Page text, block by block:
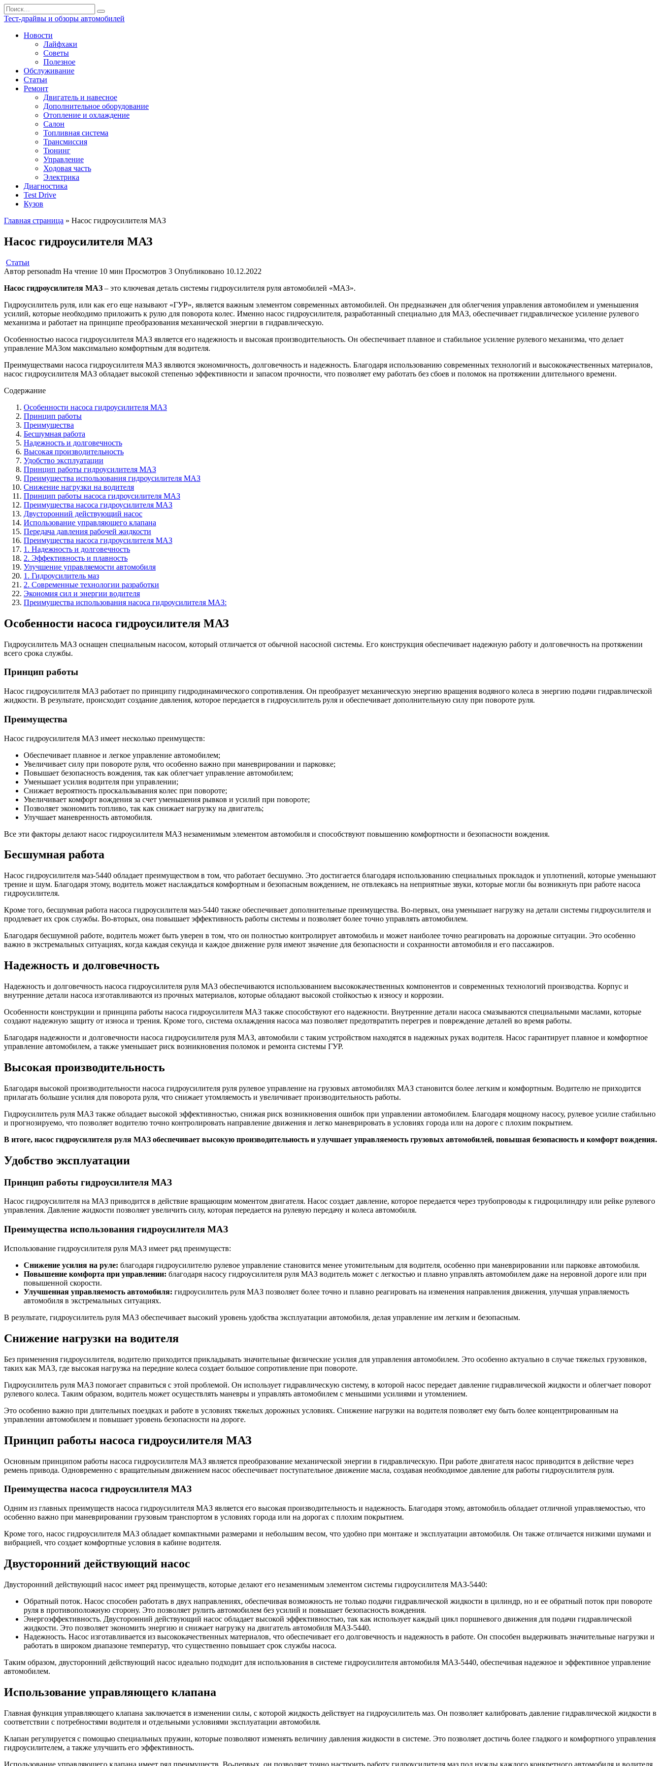
Перейти
к
содержанию
Search
for:
Тест-драйвы и обзоры автомобилей
Новости
Лайфхаки
Советы
Полезное
Обслуживание
Статьи
Ремонт
Двигатель и навесное
Дополнительное оборудование
Отопление и охлаждение
Салон
Топливная система
Трансмиссия
Тюнинг
Управление
Ходовая часть
Электрика
Диагностика
Test Drive
Кузов
Главная страница » Насос гидроусилителя МАЗ
Насос гидроусилителя МАЗ
Статьи
Автор personadm На чтение 10 мин Просмотров 3 Опубликовано 10.12.2022
Насос гидроусилителя МАЗ – это ключевая деталь системы гидроусилителя руля автомобилей «МАЗ».
Гидроусилитель руля, или как его еще называют «ГУР», является важным элементом современных автомобилей. Он предназначен для облегчения управления автомобилем и уменьшения
усилий, которые необходимо приложить к рулю для поворота колес. Именно насос гидроусилителя, разработанный специально для МАЗ, обеспечивает гидравлическое усиление рулевого
механизма и работает на принципе преобразования механической энергии в гидравлическую.
Особенностью насоса гидроусилителя МАЗ является его надежность и высокая производительность. Он обеспечивает плавное и стабильное усиление рулевого механизма, что делает
управление МАЗом максимально комфортным для водителя.
Преимуществами насоса гидроусилителя МАЗ являются экономичность, долговечность и надежность. Благодаря использованию современных технологий и высококачественных материалов,
насос гидроусилителя МАЗ обладает высокой степенью эффективности и запасом прочности, что позволяет ему работать без сбоев и поломок на протяжении длительного времени.
Содержание
Особенности насоса гидроусилителя МАЗ
Принцип работы
Преимущества
Бесшумная работа
Надежность и долговечность
Высокая производительность
Удобство эксплуатации
Принцип работы гидроусилителя МАЗ
Преимущества использования гидроусилителя МАЗ
Снижение нагрузки на водителя
Принцип работы насоса гидроусилителя МАЗ
Преимущества насоса гидроусилителя МАЗ
Двусторонний действующий насос
Использование управляющего клапана
Передача давления рабочей жидкости
Преимущества насоса гидроусилителя МАЗ
1. Надежность и долговечность
2. Эффективность и плавность
Улучшение управляемости автомобиля
1. Гидроусилитель маз
2. Современные технологии разработки
Экономия сил и энергии водителя
Преимущества использования насоса гидроусилителя МАЗ:
Особенности насоса гидроусилителя МАЗ
Гидроусилитель МАЗ оснащен специальным насосом, который отличается от обычной насосной системы. Его конструкция обеспечивает надежную работу и долговечность на протяжении
всего срока службы.
Принцип работы
Насос гидроусилителя МАЗ работает по принципу гидродинамического сопротивления. Он преобразует механическую энергию вращения водяного колеса в энергию подачи гидравлической
жидкости. В результате, происходит создание давления, которое передается в гидроусилитель руля и обеспечивает дополнительную силу при повороте руля.
Преимущества
Насос гидроусилителя МАЗ имеет несколько преимуществ:
Обеспечивает плавное и легкое управление автомобилем;
Увеличивает силу при повороте руля, что особенно важно при маневрировании и парковке;
Повышает безопасность вождения, так как облегчает управление автомобилем;
Уменьшает усилия водителя при управлении;
Снижает вероятность проскальзывания колес при повороте;
Увеличивает комфорт вождения за счет уменьшения рывков и усилий при повороте;
Позволяет экономить топливо, так как снижает нагрузку на двигатель;
Улучшает маневренность автомобиля.
Все эти факторы делают насос гидроусилителя МАЗ незаменимым элементом автомобиля и способствуют повышению комфортности и безопасности вождения.
Бесшумная работа
Насос гидроусилителя маз-5440 обладает преимуществом в том, что работает бесшумно. Это достигается благодаря использованию специальных прокладок и уплотнений, которые уменьшают
трение и шум. Благодаря этому, водитель может наслаждаться комфортным и безопасным вождением, не отвлекаясь на неприятные звуки, которые могли бы возникнуть при работе насоса
гидроусилителя.
Кроме того, бесшумная работа насоса гидроусилителя маз-5440 также обеспечивает дополнительные преимущества. Во-первых, она уменьшает нагрузку на детали системы гидроусилителя и
продлевает их срок службы. Во-вторых, она повышает эффективность работы системы и позволяет более точно управлять автомобилем.
Благодаря бесшумной работе, водитель может быть уверен в том, что он полностью контролирует автомобиль и может наиболее точно реагировать на дорожные ситуации. Это особенно
важно в экстремальных ситуациях, когда каждая секунда и каждое движение руля имеют значение для безопасности и сохранности автомобиля и его пассажиров.
Надежность и долговечность
Надежность и долговечность насоса гидроусилителя руля МАЗ обеспечиваются использованием высококачественных компонентов и современных технологий производства. Корпус и
внутренние детали насоса изготавливаются из прочных материалов, которые обладают высокой стойкостью к износу и коррозии.
Особенности конструкции и принципа работы насоса гидроусилителя МАЗ также способствуют его надежности. Внутренние детали насоса смазываются специальными маслами, которые
создают надежную защиту от износа и трения. Кроме того, система охлаждения насоса маз позволяет предотвратить перегрев и повреждение деталей во время работы.
Благодаря надежности и долговечности насоса гидроусилителя руля МАЗ, автомобили с таким устройством находятся в надежных руках водителя. Насос гарантирует плавное и комфортное
управление автомобилем, а также уменьшает риск возникновения поломок и ремонта системы ГУР.
Высокая производительность
Благодаря высокой производительности насоса гидроусилителя руля рулевое управление на грузовых автомобилях МАЗ становится более легким и комфортным. Водителю не приходится
прилагать большие усилия для поворота руля, что снижает утомляемость и увеличивает производительность работы.
Гидроусилитель руля МАЗ также обладает высокой эффективностью, снижая риск возникновения ошибок при управлении автомобилем. Благодаря мощному насосу, рулевое усилие стабильно
и прогнозируемо, что позволяет водителю точно контролировать направление движения и легко маневрировать в условиях города или на дороге с плохим покрытием.
В итоге, насос гидроусилителя руля МАЗ обеспечивает высокую производительность и улучшает управляемость грузовых автомобилей, повышая безопасность и комфорт вождения.
Удобство эксплуатации
Принцип работы гидроусилителя МАЗ
Насос гидроусилителя на МАЗ приводится в действие вращающим моментом двигателя. Насос создает давление, которое передается через трубопроводы к гидроцилиндру или рейке рулевого
управления. Давление жидкости позволяет увеличить силу, которая передается на рулевую передачу и колеса автомобиля.
Преимущества использования гидроусилителя МАЗ
Использование гидроусилителя руля МАЗ имеет ряд преимуществ:
Снижение усилия на руле: благодаря гидроусилителю рулевое управление становится менее утомительным для водителя, особенно при маневрировании или парковке автомобиля.
Повышение комфорта при управлении: благодаря насосу гидроусилителя руля МАЗ водитель может с легкостью и плавно управлять автомобилем даже на неровной дороге или при
повышенной скорости.
Улучшенная управляемость автомобиля: гидроусилитель руля МАЗ позволяет более точно и плавно реагировать на изменения направления движения, улучшая управляемость
автомобиля в экстремальных ситуациях.
В результате, гидроусилитель руля МАЗ обеспечивает высокий уровень удобства эксплуатации автомобиля, делая управление им легким и безопасным.
Снижение нагрузки на водителя
Без применения гидроусилителя, водителю приходится прикладывать значительные физические усилия для управления автомобилем. Это особенно актуально в случае тяжелых грузовиков,
таких как МАЗ, где высокая нагрузка на передние колеса создает большое сопротивление при повороте.
Гидроусилитель руля МАЗ помогает справиться с этой проблемой. Он использует гидравлическую систему, в которой насос передает давление гидравлической жидкости и облегчает поворот
рулевого колеса. Таким образом, водитель может осуществлять маневры и управлять автомобилем с меньшими усилиями и утомлением.
Это особенно важно при длительных поездках и работе в условиях тяжелых дорожных условиях. Снижение нагрузки на водителя позволяет ему быть более концентрированным на
управлении автомобилем и повышает уровень безопасности на дороге.
Принцип работы насоса гидроусилителя МАЗ
Основным принципом работы насоса гидроусилителя МАЗ является преобразование механической энергии в гидравлическую. При работе двигателя насос приводится в действие через
ремень привода. Одновременно с вращательным движением насос обеспечивает поступательное движение масла, создавая необходимое давление для работы гидроусилителя руля.
Преимущества насоса гидроусилителя МАЗ
Одним из главных преимуществ насоса гидроусилителя МАЗ является его высокая производительность и надежность. Благодаря этому, автомобиль обладает отличной управляемостью, что
особенно важно при маневрировании грузовым транспортом в условиях города или на дорогах с плохим покрытием.
Кроме того, насос гидроусилителя МАЗ обладает компактными размерами и небольшим весом, что удобно при монтаже и эксплуатации автомобиля. Он также отличается низкими шумами и
вибрацией, что создает комфортные условия в кабине водителя.
Двусторонний действующий насос
Двусторонний действующий насос имеет ряд преимуществ, которые делают его незаменимым элементом системы гидроусилителя МАЗ-5440:
Обратный поток. Насос способен работать в двух направлениях, обеспечивая возможность не только подачи гидравлической жидкости в цилиндр, но и ее обратный поток при повороте
руля в противоположную сторону. Это позволяет рулить автомобилем без усилий и повышает безопасность вождения.
Энергоэффективность. Двусторонний действующий насос обладает высокой эффективностью, так как использует каждый цикл поршневого движения для подачи гидравлической
жидкости. Это позволяет экономить энергию и снижает нагрузку на двигатель автомобиля МАЗ-5440.
Надежность. Насос изготавливается из высококачественных материалов, что обеспечивает его долговечность и надежность в работе. Он способен выдерживать значительные нагрузки и
работать в широком диапазоне температур, что существенно повышает срок службы насоса.
Таким образом, двусторонний действующий насос идеально подходит для использования в системе гидроусилителя автомобиля МАЗ-5440, обеспечивая надежное и эффективное управление
автомобилем.
Использование управляющего клапана
Главная функция управляющего клапана заключается в изменении силы, с которой жидкость действует на гидроусилитель маз. Он позволяет калибровать давление гидравлической жидкости в
соответствии с потребностями водителя и отдельными условиями эксплуатации автомобиля.
Клапан регулируется с помощью специальных пружин, которые позволяют изменять величину давления жидкости в системе. Это позволяет достичь более гладкого и комфортного управления
гидроусилителем, а также улучшить его эффективность.
Использование управляющего клапана имеет ряд преимуществ. Во-первых, он позволяет точно настроить работу гидроусилителя маз под нужды каждого конкретного автомобиля и водителя.